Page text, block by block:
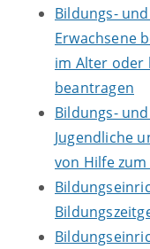
Bildungs-
Erwachsene
im Alter oder
beantragen
Bildungs-
Jugendliche
von Hilfe